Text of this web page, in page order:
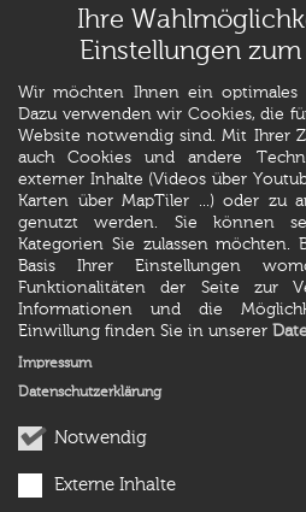
Ihre
Einstellungen
Wir möchten Ihnen ein optimales
Dazu verwenden wir Cookies, die
Website notwendig sind. Mit Ihrer
auch Cookies und andere
externer Inhalte (Videos über
Karten über MapTiler ...) oder zu
genutzt werden. Sie können
Kategorien Sie zulassen möchten.
Basis Ihrer Einstellungen
Funktionalitäten der Seite zur
Informationen und die
Einwillung finden Sie in unserer
Notwendig
Externe Inhalte
Impressum
Datenschutzerklärung